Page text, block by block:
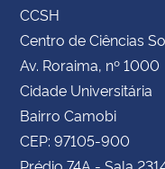
CCSH
Centro de Ciências
Av. Roraima, nº 1000
Cidade Universitária
Bairro Camobi
CEP: 97105-900
Prédio 74A - Sala